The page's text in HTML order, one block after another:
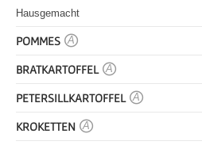
Hausgemacht
POMMES A
BRATKARTOFFEL A
PETERSILLKARTOFFEL A
KROKETTEN A